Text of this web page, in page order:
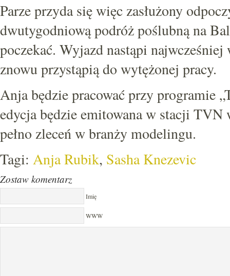
Parze przyda się więc zasłużony
dwutygodniową podróż poślubną na
poczekać. Wyjazd nastąpi
znowu przystąpią do wytężonej pracy.
Anja będzie pracować przy programie
edycja będzie emitowana w stacji TVN
pełno zleceń w branży modelingu.
Tagi: Anja Rubik, Sasha Knezevic
Zostaw komentarz
Imię
WWW